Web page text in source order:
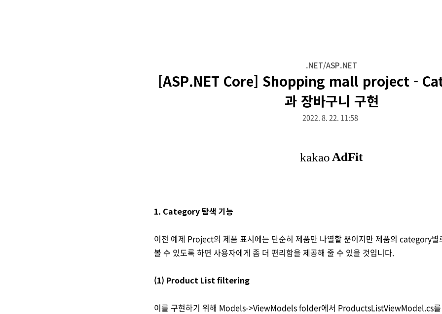
.NET/ASP.NET
[ASP.NET Core] Shopping mall project -
과 장바구니 구현
2022. 8. 22. 11:58
1. Category 탐색 기능
이전 예제 Project의 제품 표시에는 단순히 제품만 나열할 뿐이지만 제품의 category별
볼 수 있도록 하면 사용자에게 좀 더 편리함을 제공해 줄 수 있을 것입니다.
(1) Product List filtering
이를 구현하기 위해 Models->ViewModels folder에서 ProductsListViewModel.cs를